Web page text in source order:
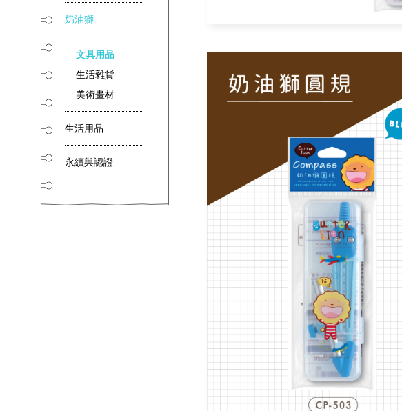
奶油獅
文具用品
生活雜貨
美術畫材
生活用品
永續與認證